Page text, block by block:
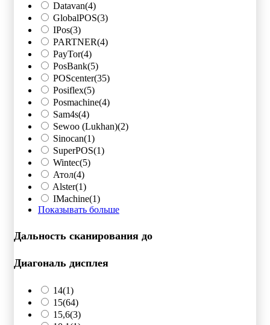
Datavan(4)
GlobalPOS(3)
IPos(3)
PARTNER(4)
PayTor(4)
PosBank(5)
POScenter(35)
Posiflex(5)
Posmachine(4)
Sam4s(4)
Sewoo (Lukhan)(2)
Sinocan(1)
SuperPOS(1)
Wintec(5)
Атол(4)
Alster(1)
IMachine(1)
Показывать больше
Дальность сканирования до
Диагональ дисплея
14(1)
15(64)
15,6(3)